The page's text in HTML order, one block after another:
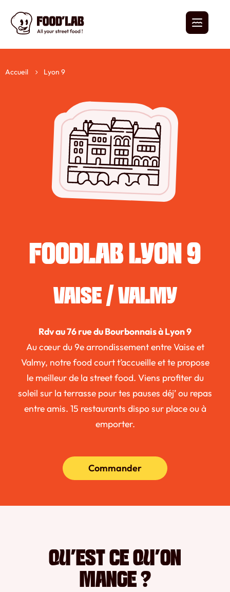
Accueil Lyon 9
FOODLAB LYON 9
VAISE / VALMY
Rdv au 76 rue du Bourbonnais à Lyon 9
Au cœur du 9e arrondissement entre Vaise et
Valmy, notre food court t’accueille et te propose
le meilleur de la street food. Viens profiter du
soleil sur la terrasse pour tes pauses déj’ ou repas
entre amis. 15 restaurants dispo sur place ou à
emporter.
Commander
QU’EST CE QU’ON
MANGE ?